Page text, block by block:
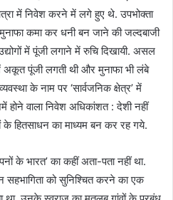
में निवेश करने में लगे हुए थे. उपभोक्ता
कमा कर धनी बन जाने की जल्दबाजी
में पूंजी लगाने में रुचि दिखायी. असल
अकूत पूंजी लगती थी और मुनाफा भी लंबे
के नाम पर ‘सार्वजनिक क्षेत्र’ में
वाला निवेश अधिकांशत : देशी नहीं
के हितसाधन का माध्यम बन कर रह गये.
के भारत’ का कहीं अता-पता नहीं था.
सहभागिता को सुनिश्चित करने का एक